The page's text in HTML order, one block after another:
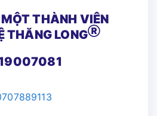
THÀNH VIÊN
THĂNG LONGⓇ